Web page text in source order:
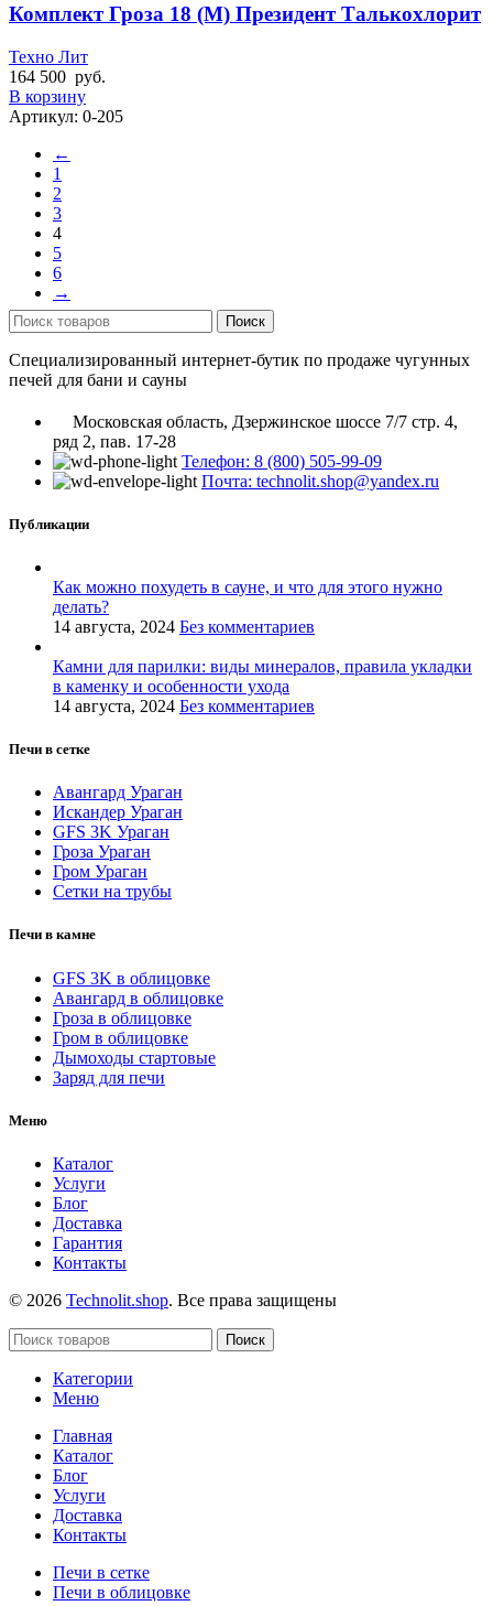
Комплект Гроза 18 (М) Президент Талькохлорит
Техно Лит
164 500 руб.
В корзину
Артикул: 0-205
←
1
2
3
4
5
6
→
Поиск
Специализированный интернет-бутик по продаже чугунных
печей для бани и сауны
Московская область, Дзержинское шоссе 7/7 стр. 4,
ряд 2, пав. 17-28
Телефон: 8 (800) 505-99-09
Почта: technolit.shop@yandex.ru
Публикации
Как можно похудеть в сауне, и что для этого нужно
делать?
14 августа, 2024 Без комментариев
Камни для парилки: виды минералов, правила укладки
в каменку и особенности ухода
14 августа, 2024 Без комментариев
Печи в сетке
Авангард Ураган
Искандер Ураган
GFS 3K Ураган
Гроза Ураган
Гром Ураган
Сетки на трубы
Печи в камне
GFS 3K в облицовке
Авангард в облицовке
Гроза в облицовке
Гром в облицовке
Дымоходы стартовые
Заряд для печи
Меню
Каталог
Услуги
Блог
Доставка
Гарантия
Контакты
© 2026 Technolit.shop. Все права защищены
Поиск
Категории
Меню
Главная
Каталог
Блог
Услуги
Доставка
Контакты
Печи в сетке
Печи в облицовке